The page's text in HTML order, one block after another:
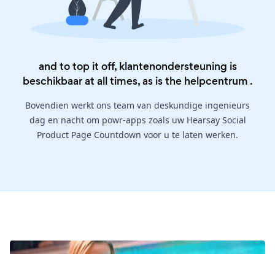
and to top it off, klantenondersteuning is
beschikbaar at all times, as is the helpcentrum .
Bovendien werkt ons team van deskundige ingenieurs
dag en nacht om powr-apps zoals uw Hearsay Social
Product Page Countdown voor u te laten werken.